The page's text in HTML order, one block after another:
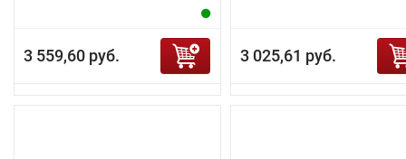
3 559,60 руб. 3 025,61 руб.